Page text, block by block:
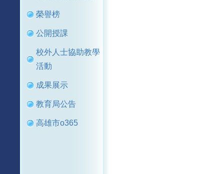
榮譽榜
公開授課
校外人士協助教學
活動
成果展示
教育局公告
高雄市o365